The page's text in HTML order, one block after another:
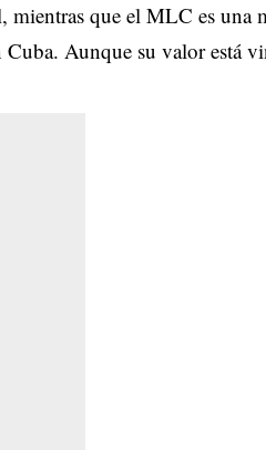
mientras que el MLC es una
Cuba. Aunque su valor está